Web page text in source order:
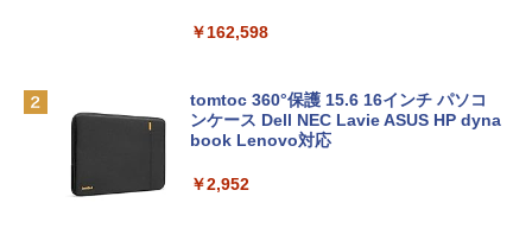
￥162,598
tomtoc 360°保護 15.6 16インチ パソコ
ンケース Dell NEC Lavie ASUS HP dyna
book Lenovo対応
￥2,952